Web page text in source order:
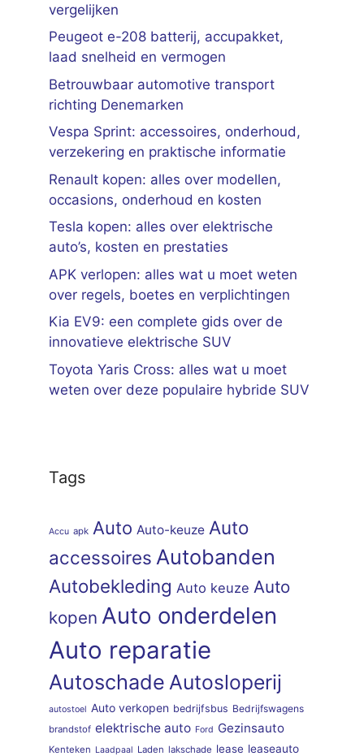
vergelijken
Peugeot e-208 batterij, accupakket,
laad snelheid en vermogen
Betrouwbaar automotive transport
richting Denemarken
Vespa Sprint: accessoires, onderhoud,
verzekering en praktische informatie
Renault kopen: alles over modellen,
occasions, onderhoud en kosten
Tesla kopen: alles over elektrische
auto’s, kosten en prestaties
APK verlopen: alles wat u moet weten
over regels, boetes en verplichtingen
Kia EV9: een complete gids over de
innovatieve elektrische SUV
Toyota Yaris Cross: alles wat u moet
weten over deze populaire hybride SUV
Tags
Accu apk Auto Auto-keuze Auto
accessoires Autobanden
Autobekleding Auto keuze Auto
kopen Auto onderdelen
Auto reparatie
Autoschade Autosloperij
autostoel Auto verkopen bedrijfsbus Bedrijfswagens
brandstof elektrische auto Ford Gezinsauto
Kenteken Laadpaal Laden lakschade lease leaseauto